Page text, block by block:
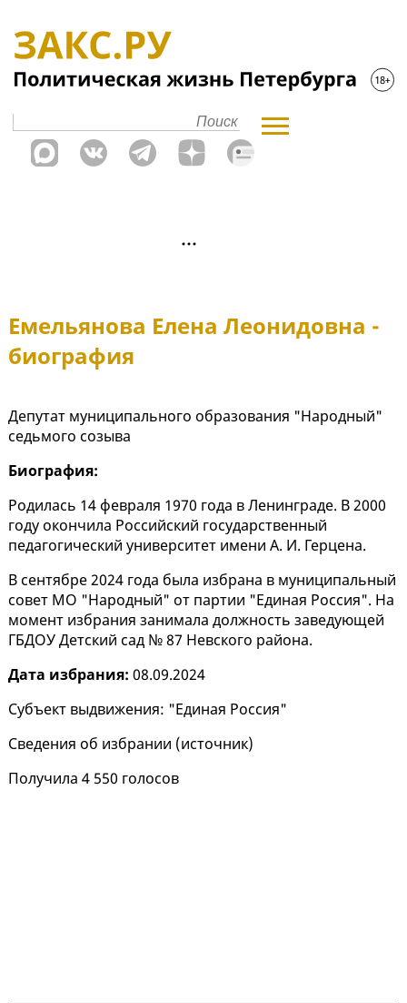
Емельянова Елена Леонидовна -
биография
Депутат муниципального образования "Народный"
седьмого созыва
Биография:
Родилась 14 февраля 1970 года в Ленинграде. В 2000
году окончила Российский государственный
педагогический университет имени А. И. Герцена.
В сентябре 2024 года была избрана в муниципальный
совет МО "Народный" от партии "Единая Россия". На
момент избрания занимала должность заведующей
ГБДОУ Детский сад № 87 Невского района.
Дата избрания: 08.09.2024
Субъект выдвижения: "Единая Россия"
Сведения об избрании (источник)
Получила 4 550 голосов